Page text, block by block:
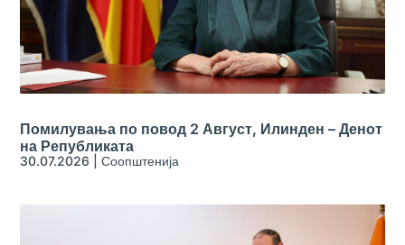
Помилувања по повод 2 Август, Илинден – Денот
на Републиката
30.07.2026 |Соопштенија